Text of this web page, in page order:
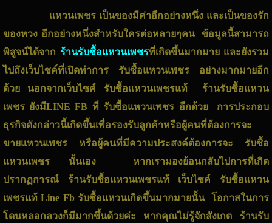
แหวนเพชร เป็นของมีค่าอีกอย่างหนึ่ง และเป็นของรัก
ของหวง อีกอย่างหนึ่งสำหรับใครต่อหลายๆคน ข้อมูลนี้สามารถ
พิสูจน์ได้จาก ร้านรับซื้อแหวนเพชรที่เกิดขึ้นมากมาย และยังรวม
ไปถึงเว็บไซค์ที่เปิดทำการ รับซื้อแหวนเพชร อย่างมากมายอีก
ด้วย นอกจากเว็บไซค์ รับซื้อแหวนเพชรแท้
ร้านรับซื้อแหวน
เพชร ยังมีLINE FB ที่ รับซื้อแหวนเพชร อีกด้วย การประกอบ
ธุรกิจดังกล่าวนี้เกิดขึ้นเพื่อรองรับลูกค้าหรือผู้คนที่ต้องการจะ
ขายแหวนเพชรหรือผู้คนที่มีความประสงค์ต้องการจะ รับซื้อ
แหวนเพชรนั้นเอง หากเรามองย้อนกลับไปการที่เกิด
ปรากฏการณ์ ร้านรับซื้อแหวนเพชรแท้ เว็บไซค์ รับซื้อแหวน
เพชรแท้ Line Fb รับซื้อแหวนเกิดขึ้นมากมายนั้น โอกาสในการ
โดนหลอกลวงก็มีมากขึ้นด้วยค่ะ หากคุณไม่รู้จักสังเกต ร้านรับ